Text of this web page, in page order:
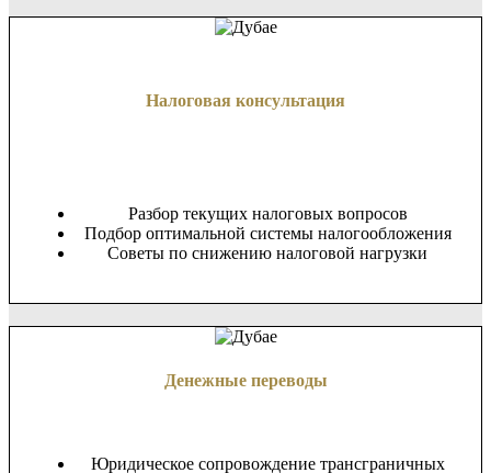
Налоговая консультация
Разбор текущих налоговых вопросов
Подбор оптимальной системы налогообложения
Советы по снижению налоговой нагрузки
Денежные переводы
Юридическое сопровождение трансграничных